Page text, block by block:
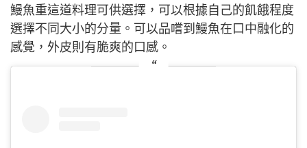
鰻魚重這道料理可供選擇，可以根據自己的飢餓程度
選擇不同大小的分量。可以品嚐到鰻魚在口中融化的
感覺，外皮則有脆爽的口感。